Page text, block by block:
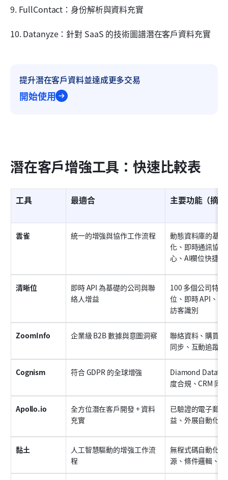
9. FullContact：身份解析與資料充實
10. Datanyze：針對 SaaS 的技術圖譜潛在客戶資料充實
提升潛在客戶資料並達成更多交易
開始使用
潛在客戶增強工具：快速比較表
工具 最適合 主要功能（摘
雲雀 統一的增強與協作工作流程
動態資料庫的基
化、即時通訊協
心、AI欄位快捷方
清晰位
即時 API 為基礎的公司與聯
絡人增益
100 多個公司特
位、即時 API、
訪客識別
ZoomInfo 企業級 B2B 數據與意圖洞察
聯絡資料、購買
同步、互動追蹤
Cognism 符合 GDPR 的全球增強
Diamond Data®
度合規、CRM 同步
Apollo.io
全方位潛在客戶開發 + 資料
充實
已驗證的電子郵
益、外展自動化、
黏土
人工智慧驅動的增強工作流
程
無程式碼自動化
源、條件邏輯、